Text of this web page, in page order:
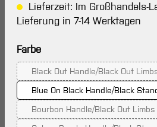
Lieferzeit: Im Großhandels-
Lieferung in 7-14 Werktagen
Farbeauswählen
Black Out Handle/Black Out
(Diese Option ist
Blue On Black Handle/Black
Bourbon Handle/Black Out Limbs
(Diese Option ist